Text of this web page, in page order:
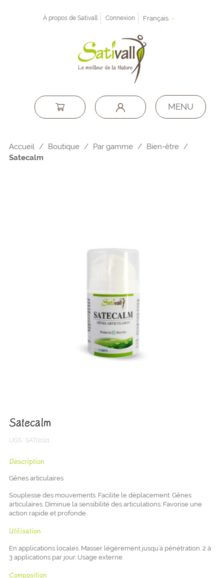
À propos de Sativall Connexion Français
MENU
Accueil / Boutique / Par gamme / Bien-être /
Satecalm
Satecalm
UGS : SATI2021
Description
Gênes articulaires
Souplesse des mouvements. Facilite le déplacement. Gênes
articulaires. Diminue la sensibilité des articulations. Favorise une
action rapide et profonde.
Utilisation
En applications locales. Masser légèrement jusqu’à pénétration. 2 à
3 applications par jour. Usage externe.
Composition